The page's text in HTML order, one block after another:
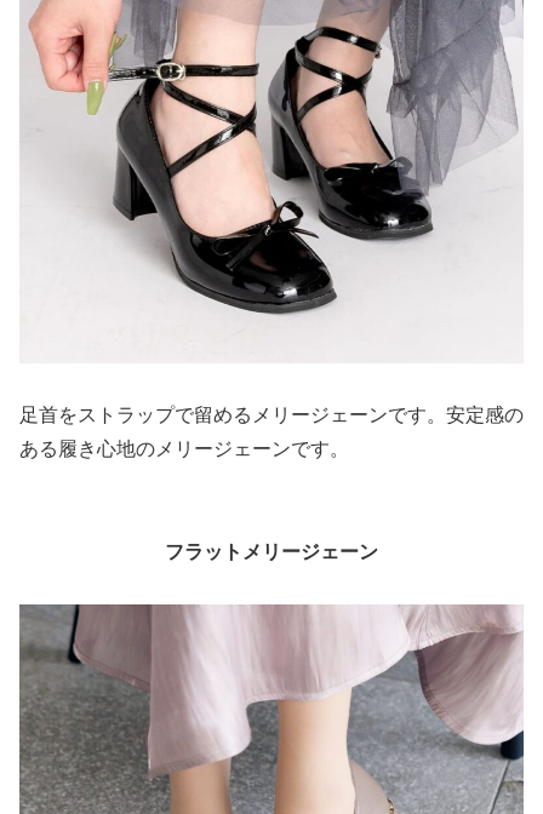
足首をストラップで留めるメリージェーンです。安定感の
ある履き心地のメリージェーンです。
フラットメリージェーン